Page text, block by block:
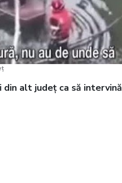
alt județ ca să